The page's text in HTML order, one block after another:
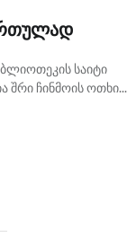
საიტი
შრი ჩინმოის ოთხი...